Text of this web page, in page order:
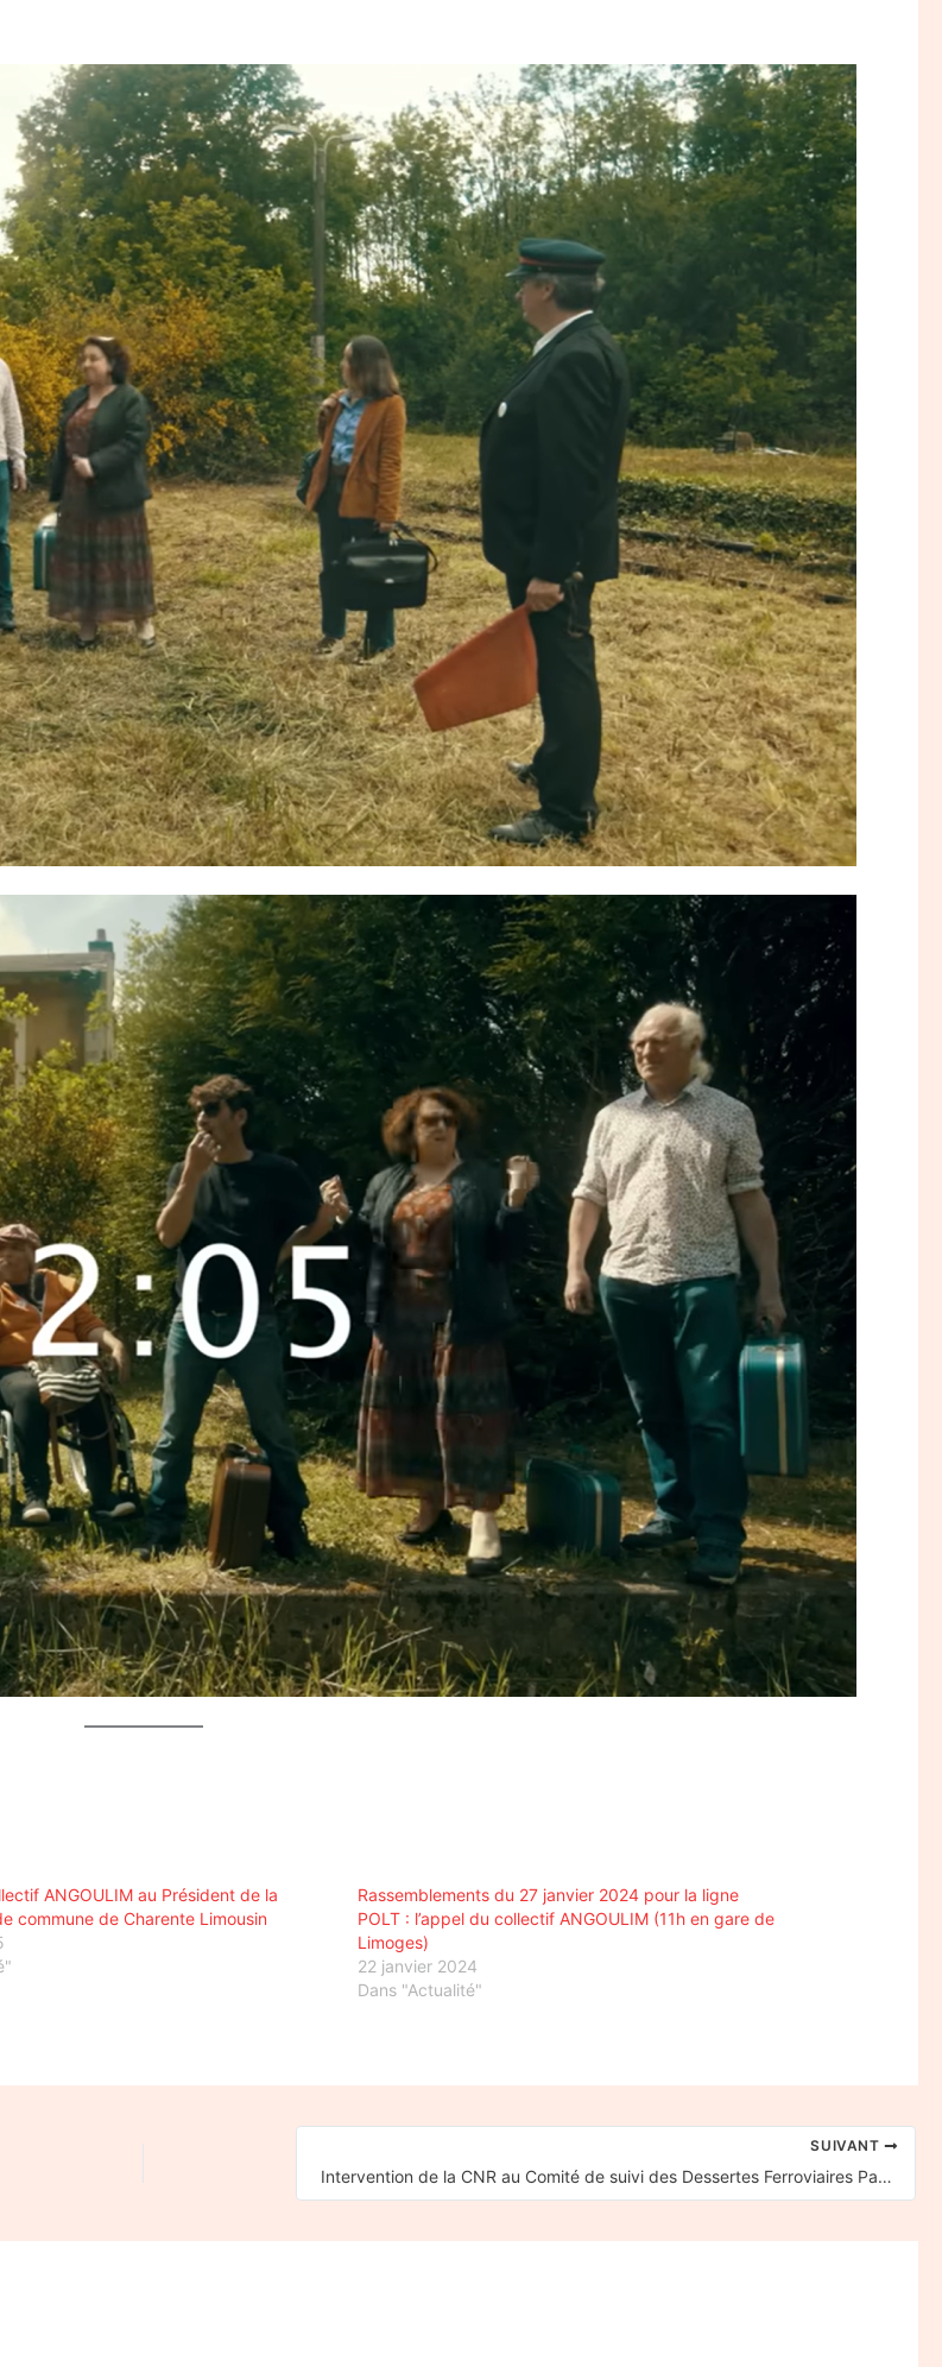
ANGOULIM au Président de la
commune de Charente Limousin
Rassemblements du 27 janvier 2024 pour la ligne
POLT : l’appel du collectif ANGOULIM (11h en gare de
Limoges)
22 janvier 2024
Dans "Actualité"
SUIVANT
Intervention de la CNR au Comité de suivi des Dessertes Ferroviaires Paris – Clermont-Ferrand